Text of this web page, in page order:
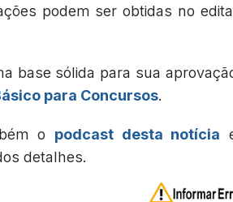
podem ser obtidas no
base sólida para sua
para Concursos.
o podcast desta notícia
detalhes.